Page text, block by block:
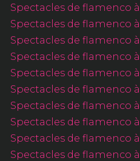
Spectacles de flamenco
Spectacles de flamenco
Spectacles de flamenco
Spectacles de flamenco
Spectacles de flamenco
Spectacles de flamenco
Spectacles de flamenco
Spectacles de flamenco
Spectacles de flamenco
Spectacles de flamenco